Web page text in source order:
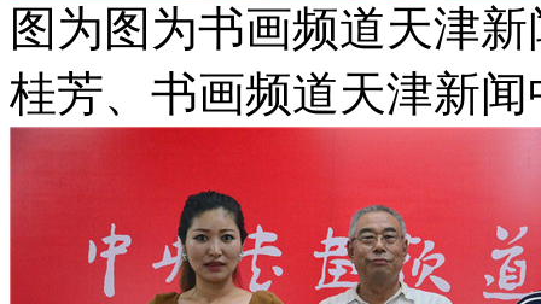
图为图为书画频道天津
桂芳、书画频道天津新